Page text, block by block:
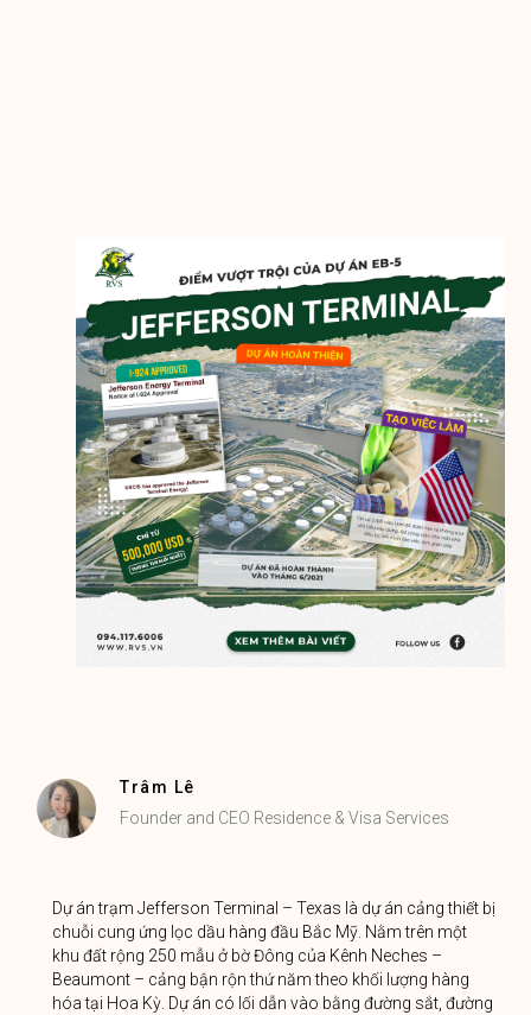
Trâm Lê
Founder and CEO Residence & Visa Services
Dự án trạm Jefferson Terminal – Texas là dự án cảng thiết bị
chuỗi cung ứng lọc dầu hàng đầu Bắc Mỹ. Nằm trên một
khu đất rộng 250 mẫu ở bờ Đông của Kênh Neches –
Beaumont – cảng bận rộn thứ năm theo khối lượng hàng
hóa tại Hoa Kỳ. Dự án có lối dẫn vào bằng đường sắt, đường